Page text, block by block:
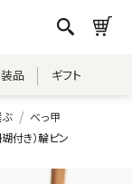
品 ギフト
べっ甲
付き）輪ピン